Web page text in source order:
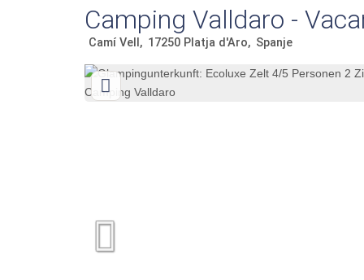
Camping Valldaro -
Camí Vell 17250 Platja d'Aro Spanje